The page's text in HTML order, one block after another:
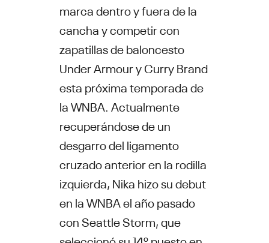
marca dentro y fuera de la
cancha y competir con
zapatillas de baloncesto
Under Armour y Curry Brand
esta próxima temporada de
la WNBA. Actualmente
recuperándose de un
desgarro del ligamento
cruzado anterior en la rodilla
izquierda, Nika hizo su debut
en la WNBA el año pasado
con Seattle Storm, que